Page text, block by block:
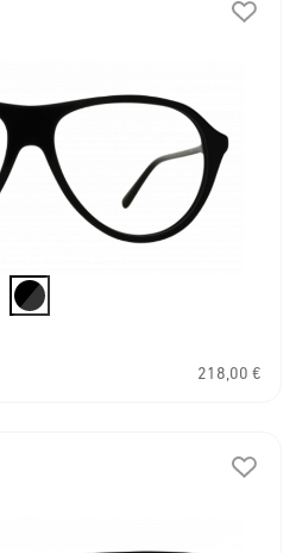
218,00 €